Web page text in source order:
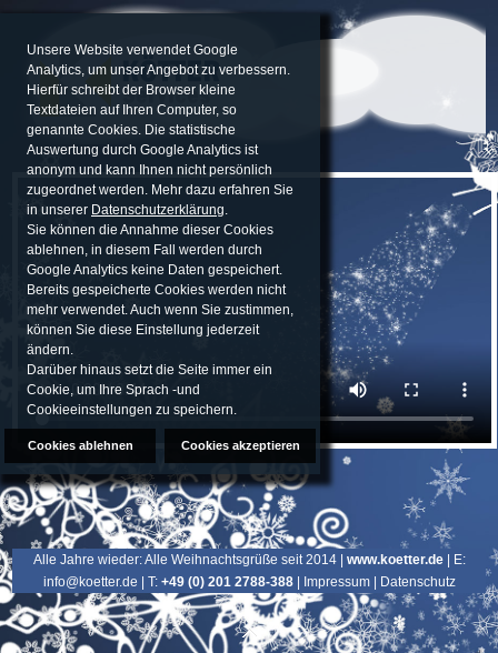
Unsere Website verwendet Google
Analytics, um unser Angebot zu verbessern.
Hierfür schreibt der Browser kleine
Textdateien auf Ihren Computer, so
genannte Cookies. Die statistische
Auswertung durch Google Analytics ist
anonym und kann Ihnen nicht persönlich
zugeordnet werden. Mehr dazu erfahren Sie
in unserer Datenschutzerklärung.
Sie können die Annahme dieser Cookies
ablehnen, in diesem Fall werden durch
Google Analytics keine Daten gespeichert.
Bereits gespeicherte Cookies werden nicht
mehr verwendet. Auch wenn Sie zustimmen,
können Sie diese Einstellung jederzeit
ändern.
Darüber hinaus setzt die Seite immer ein
Cookie, um Ihre Sprach -und
Cookieeinstellungen zu speichern.
Cookies ablehnen Cookies akzeptieren
Alle Jahre wieder: Alle Weihnachtsgrüße seit 2014| www.koetter.de| E:
info@koetter.de | T: +49 (0) 201 2788-388| Impressum| Datenschutz